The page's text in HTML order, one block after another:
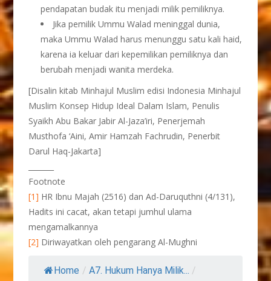
pendapatan budak itu menjadi milik pemiliknya.
Jika pemilik Ummu Walad meninggal dunia,
maka Ummu Walad harus menunggu satu kali haid,
karena ia keluar dari kepemilikan pemiliknya dan
berubah menjadi wanita merdeka.
[Disalin kitab Minhajul Muslim edisi Indonesia Minhajul
Muslim Konsep Hidup Ideal Dalam Islam, Penulis
Syaikh Abu Bakar Jabir Al-Jaza’iri, Penerjemah
Musthofa ‘Aini, Amir Hamzah Fachrudin, Penerbit
Darul Haq-Jakarta]
Footnote
[1] HR Ibnu Majah (2516) dan Ad-Daruquthni (4/131),
Hadits ini cacat, akan tetapi jumhul ulama
mengamalkannya
[2] Diriwayatkan oleh pengarang Al-Mughni
Home / A7. Hukum Hanya Milik... /